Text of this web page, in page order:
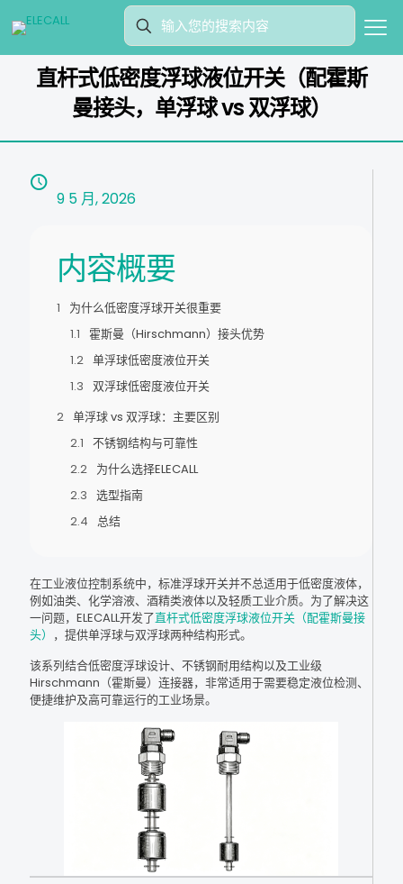
直杆式低密度浮球液位开关（配霍斯
曼接头，单浮球 vs 双浮球）
9 5 月, 2026
内容概要
为什么低密度浮球开关很重要
霍斯曼（Hirschmann）接头优势
单浮球低密度液位开关
双浮球低密度液位开关
单浮球 vs 双浮球：主要区别
不锈钢结构与可靠性
为什么选择ELECALL
选型指南
总结
在工业液位控制系统中，标准浮球开关并不总适用于低密度液体，
例如油类、化学溶液、酒精类液体以及轻质工业介质。为了解决这
一问题，ELECALL开发了直杆式低密度浮球液位开关（配霍斯曼接
头） ，提供单浮球与双浮球两种结构形式。
该系列结合低密度浮球设计、不锈钢耐用结构以及工业级
Hirschmann（霍斯曼）连接器，非常适用于需要稳定液位检测、
便捷维护及高可靠运行的工业场景。